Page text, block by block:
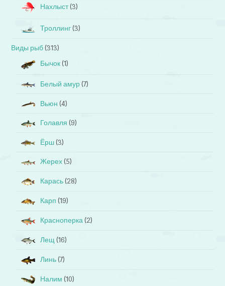
Нахлыст(3)
Троллинг (3)
Виды рыб (313)
Бычок (1)
Белый амур (7)
Вьюн (4)
Голавля (9)
Ёрш (3)
Жерех (5)
Карась (28)
Карп (19)
Красноперка (2)
Лещ (16)
Линь (7)
Налим (10)